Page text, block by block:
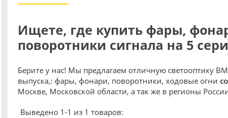
Ищете, где купить фары,
поворотники сигнала на 5
Берите у нас! Мы предлагаем отличную светооптику
выпуска,: фары, фонари, поворотники, ходовые огни
Москве, Московской области, а так же в регионы
Выведено 1-1 из 1 товаров: